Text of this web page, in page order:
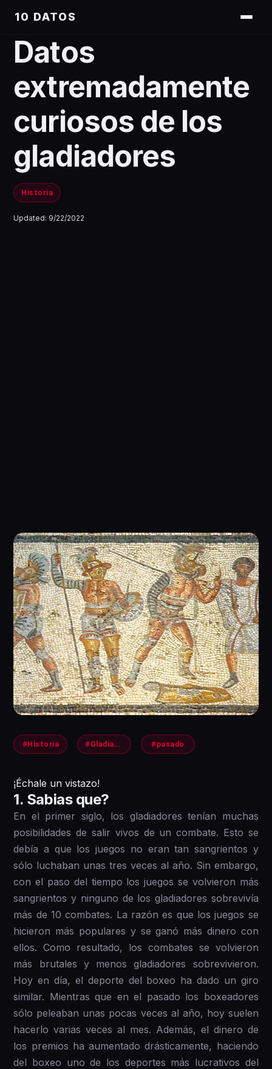
10 DATOS
Datos
extremadamente
curiosos de los
gladiadores
Historia
Updated: 9/22/2022
#Historia #Gladiadores #pasado
¡ Échale un vistazo!
1 . Sabias que?
En el primer siglo, los gladiadores tenían muchas
posibilidades de salir vivos de un combate. Esto se
debía a que los juegos no eran tan sangrientos y
sólo luchaban unas tres veces al año. Sin embargo,
con el paso del tiempo los juegos se volvieron más
sangrientos y ninguno de los gladiadores sobrevivía
más de 10 combates. La razón es que los juegos se
hicieron más populares y se ganó más dinero con
ellos. Como resultado, los combates se volvieron
más brutales y menos gladiadores sobrevivieron.
Hoy en día, el deporte del boxeo ha dado un giro
similar. Mientras que en el pasado los boxeadores
sólo peleaban unas pocas veces al año, hoy suelen
hacerlo varias veces al mes. Además, el dinero de
los premios ha aumentado drásticamente, haciendo
del boxeo uno de los deportes más lucrativos del